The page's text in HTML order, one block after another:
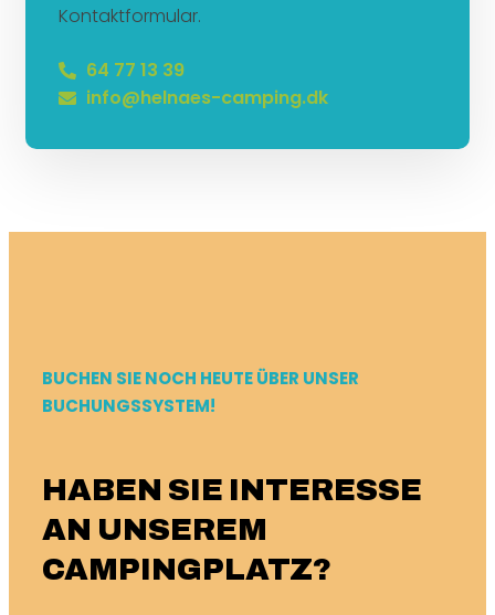
Kontaktformular.
64 77 13 39
info@helnaes-camping.dk
BUCHEN SIE NOCH HEUTE ÜBER UNSER
BUCHUNGSSYSTEM!
HABEN SIE INTERESSE
AN UNSEREM
CAMPINGPLATZ?